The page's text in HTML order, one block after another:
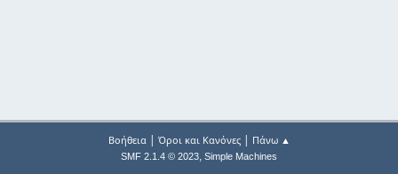
Βοήθεια| Όροι και Κανόνες| Πάνω ▲
SMF 2.1.4 © 2023, Simple Machines